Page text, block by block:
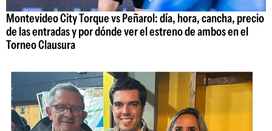
Montevideo City Torque vs Peñarol: día, hora, cancha, precio
de las entradas y por dónde ver el estreno de ambos en el
Torneo Clausura